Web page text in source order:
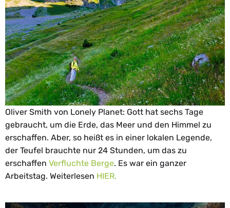
Oliver Smith von Lonely Planet: Gott hat sechs Tage
gebraucht, um die Erde, das Meer und den Himmel zu
erschaffen. Aber, so heißt es in einer lokalen Legende,
der Teufel brauchte nur 24 Stunden, um das zu
erschaffen Verfluchte Berge. Es war ein ganzer
Arbeitstag. Weiterlesen HIER.